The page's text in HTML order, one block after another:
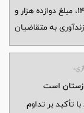
بانک سینا از ابتدای سال جاری تا پایان خردادماه 1405، مبلغ دوازده هزار و
به متقاضیان
است
تأکید بر تداوم